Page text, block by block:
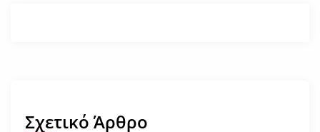
Σχετικό Άρθρο